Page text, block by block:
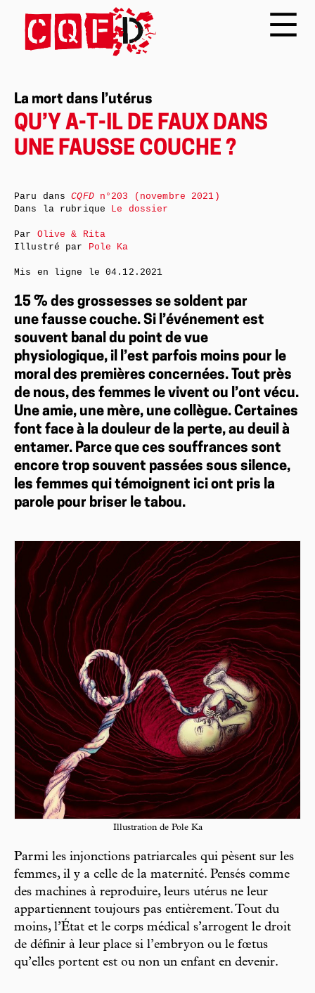
La mort dans l’utérus
QU’Y A-T-IL DE FAUX DANS
UNE FAUSSE COUCHE ?
15 % des grossesses se soldent par
une fausse couche. Si l’événement est
souvent banal du point de vue
physiologique, il l’est parfois moins pour le
moral des premières concernées. Tout près
de nous, des femmes le vivent ou l’ont vécu.
Une amie, une mère, une collègue. Certaines
font face à la douleur de la perte, au deuil à
entamer. Parce que ces souffrances sont
encore trop souvent passées sous silence,
les femmes qui témoignent ici ont pris la
parole pour briser le tabou.
Illustration de Pole Ka
Parmi les injonctions patriarcales qui pèsent sur les
femmes, il y a celle de la maternité. Pensés comme
des machines à reproduire, leurs utérus ne leur
appartiennent toujours pas entièrement. Tout du
moins, l’État et le corps médical s’arrogent le droit
de définir à leur place si l’embryon ou le fœtus
qu’elles portent est ou non un enfant en devenir.
Paru dansCQFDn°203 (novembre 2021)
Dans la rubrique Le dossier
Par Olive & Rita
Illustré par Pole Ka
Mis en ligne le04.12.2021